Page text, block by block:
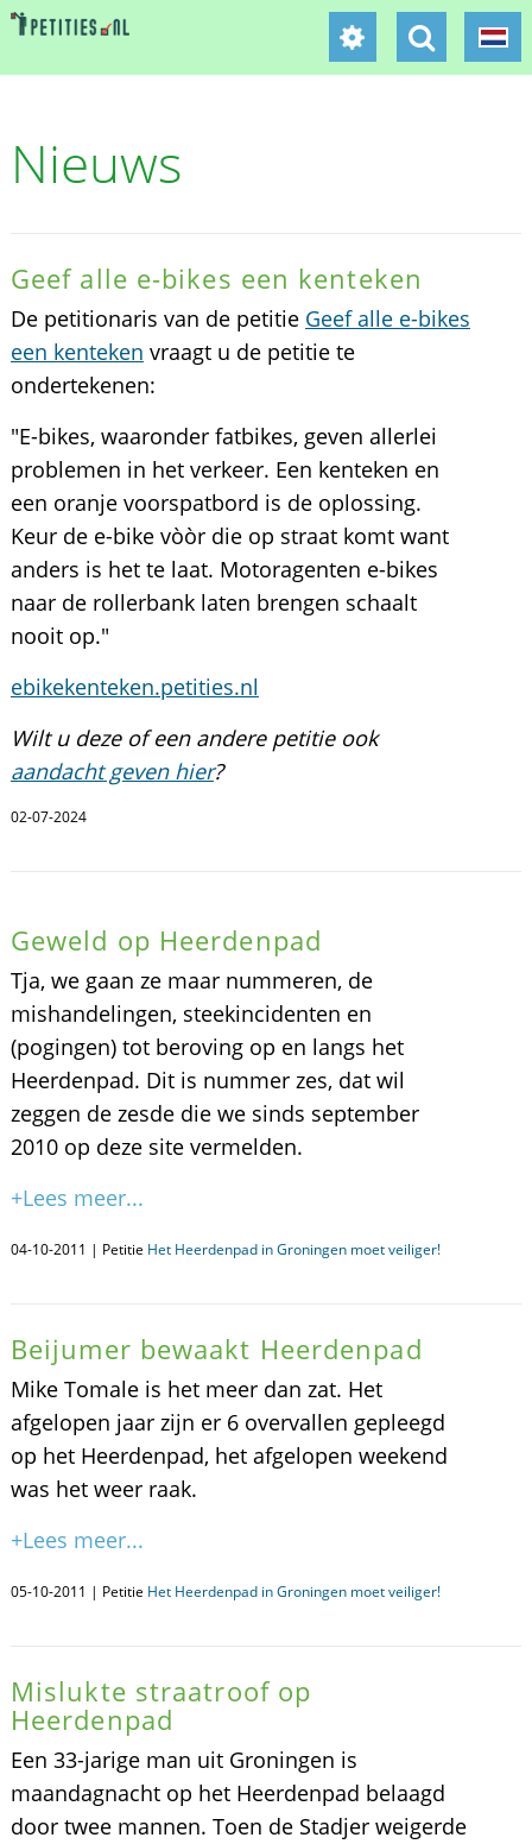
Nieuws
Geef alle e-bikes een kenteken
De petitionaris van de petitie Geef alle e-bikes
een kenteken vraagt u de petitie te
ondertekenen:
"E-bikes, waaronder fatbikes, geven allerlei
problemen in het verkeer. Een kenteken en
een oranje voorspatbord is de oplossing.
Keur de e-bike vòòr die op straat komt want
anders is het te laat. Motoragenten e-bikes
naar de rollerbank laten brengen schaalt
nooit op."
ebikekenteken.petities.nl
Wilt u deze of een andere petitie ook
aandacht geven hier?
02-07-2024
Geweld op Heerdenpad
Tja, we gaan ze maar nummeren, de
mishandelingen, steekincidenten en
(pogingen) tot beroving op en langs het
Heerdenpad. Dit is nummer zes, dat wil
zeggen de zesde die we sinds september
2010 op deze site vermelden.
+Lees meer...
04-10-2011 | Petitie Het Heerdenpad in Groningen moet veiliger!
Beijumer bewaakt Heerdenpad
Mike Tomale is het meer dan zat. Het
afgelopen jaar zijn er 6 overvallen gepleegd
op het Heerdenpad, het afgelopen weekend
was het weer raak.
+Lees meer...
05-10-2011 | Petitie Het Heerdenpad in Groningen moet veiliger!
Mislukte straatroof op
Heerdenpad
Een 33-jarige man uit Groningen is
maandagnacht op het Heerdenpad belaagd
door twee mannen. Toen de Stadjer weigerde